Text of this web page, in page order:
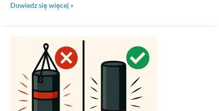
Dowiedz się więcej »
Najczęstsze
zakupie
worka
treningowego